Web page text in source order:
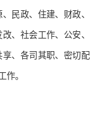
民政、住建、财政、
、社会工作、公安、
、各司其职、密切配
作。